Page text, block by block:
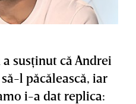
susţinut că Andrei
l păcălească, iar
i-a dat replica: